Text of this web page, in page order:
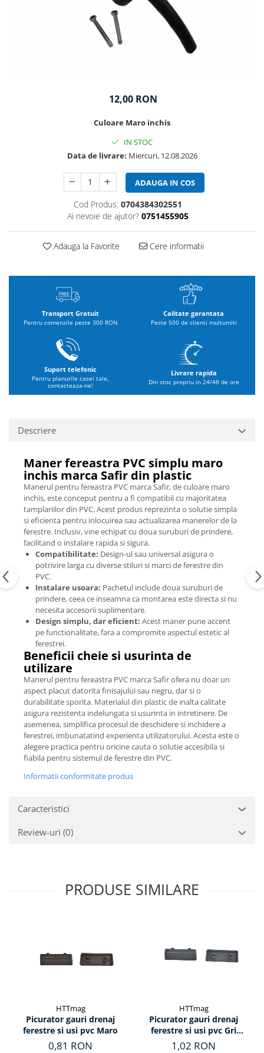
12,00 RON
Culoare Maro inchis
IN STOC
Data de livrare: Miercuri, 12.08.2026
ADAUGA IN COS
Cod Produs: 0704384302551
Ai nevoie de ajutor? 0751455905
Adauga la Favorite Cere informatii
Transport Gratuit
Pentru comenzile peste 300 RON
Calitate garantata
Peste 500 de clienti multumiti
Suport telefonic
Pentru planurile casei tale,
contacteaza-ne!
Livrare rapida
Din stoc propriu in 24/48 de ore
Descriere
Maner fereastra PVC simplu maro
inchis marca Safir din plastic
Manerul pentru fereastra PVC marca Safir, de culoare maro
inchis, este conceput pentru a fi compatibil cu majoritatea
tamplariilor din PVC. Acest produs reprezinta o solutie simpla
si eficienta pentru inlocuirea sau actualizarea manerelor de la
ferestre. Inclusiv, vine echipat cu doua suruburi de prindere,
facilitand o instalare rapida si sigura.
Compatibilitate: Design-ul sau universal asigura o
potrivire larga cu diverse stiluri si marci de ferestre din
PVC.
Instalare usoara: Pachetul include doua suruburi de
prindere, ceea ce inseamna ca montarea este directa si nu
necesita accesorii suplimentare.
Design simplu, dar eficient: Acest maner pune accent
pe functionalitate, fara a compromite aspectul estetic al
ferestrei.
Beneficii cheie si usurinta de
utilizare
Manerul pentru fereastra PVC marca Safir ofera nu doar un
aspect placut datorita finisajului sau negru, dar si o
durabilitate sporita. Materialul din plastic de inalta calitate
asigura rezistenta indelungata si usurinta in intretinere. De
asemenea, simplifica procesul de deschidere si inchidere a
ferestrei, imbunatatind experienta utilizatorului. Acesta este o
alegere practica pentru oricine cauta o solutie accesibila si
fiabila pentru sistemul de ferestre din PVC.
Informatii conformitate produs
Caracteristici
Review-uri (0)
PRODUSE SIMILARE
HTTmag
Picurator gauri drenaj
ferestre si usi pvc Maro
0,81 RON
HTTmag
Picurator gauri drenaj
ferestre si usi pvc Gri
Antracit
1,02 RON